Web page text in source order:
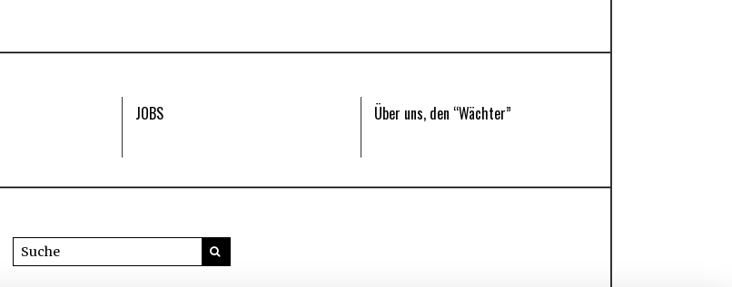
JOBS Über uns, den “Wächter”